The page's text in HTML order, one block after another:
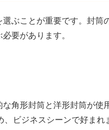
ぶことが重要です。封筒
要があります。
角形封筒と洋形封筒が使
ビジネスシーンで好まれ